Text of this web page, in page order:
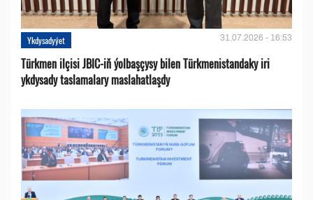
Ykdysadyýet 31.07.2026 - 16:53
Türkmen ilçisi JBIC-iň ýolbaşçysy bilen Türkmenistandaky iri
ykdysady taslamalary maslahatlaşdy